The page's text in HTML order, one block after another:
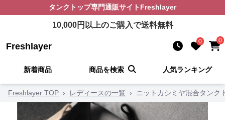
タンクトップ専門通販サイト Freshlayer
10,000円以上のご購入で送料無料
Freshlayer 0 0
新着商品 商品を検索 人気ランキング
Freshlayer TOP › レディースの一覧 › ニットカシミヤ混合タンク